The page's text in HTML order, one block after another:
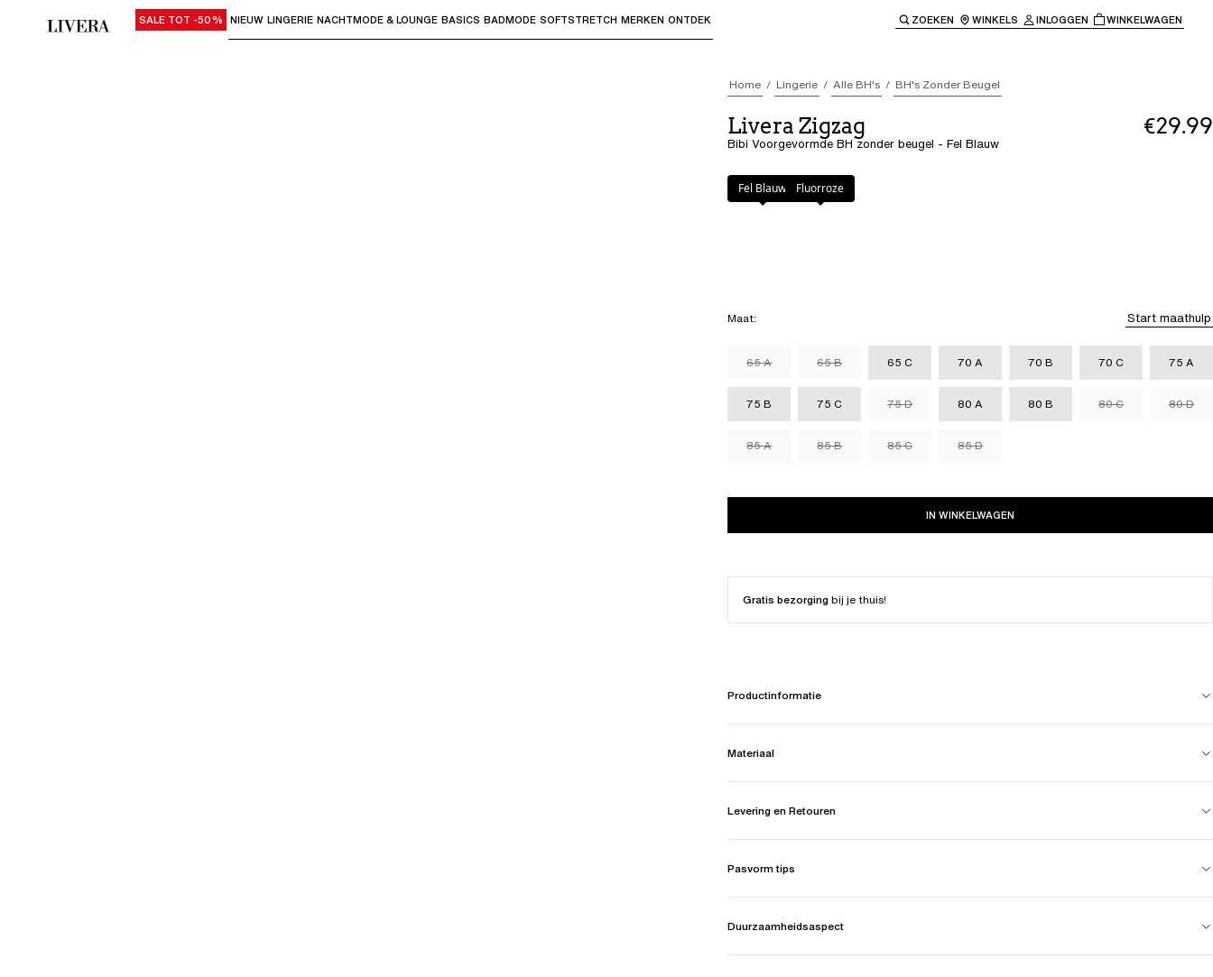
Gebruik "Pijl omlaag" of "Enter" om submenu's te openen en "Pijl omhoog" of "Escape" om terug te keren naar de hoofdnavigatie.
SALE TOT -50% NIEUW LINGERIE NACHTMODE & LOUNGE BASICS BADMODE SOFTSTRETCH MERKEN ONTDEK ZOEKEN WINKELS INLOGGEN WINKELWAGEN
Home Lingerie Alle BH's BH's Zonder Beugel
Livera Zigzag
Bibi Voorgevormde BH zonder beugel - Fel Blauw
€29.99
Kleur :Fel Blauw
Fel Blauw Fluorroze
Maat: Start maathulp
65 A 65 B 65 C 70 A 70 B 70 C 75 A
75 B 75 C 75 D 80 A 80 B 80 C 80 D
85 A 85 B 85 C 85 D
IN WINKELWAGEN
Gratis bezorgingbij je thuis!
Productinformatie
Materiaal
Levering en Retouren
Pasvorm tips
Duurzaamheidsaspect